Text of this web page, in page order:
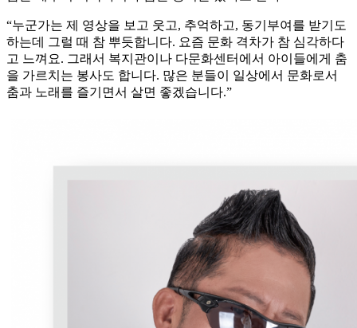
“누군가는 제 영상을 보고 웃고, 추억하고, 동기부여를 받기도
하는데 그럴 때 참 뿌듯합니다. 요즘 문화 격차가 참 심각하다
고 느껴요. 그래서 복지관이나 다문화센터에서 아이들에게 춤
을 가르치는 봉사도 합니다. 많은 분들이 일상에서 문화로서
춤과 노래를 즐기면서 살면 좋겠습니다.”